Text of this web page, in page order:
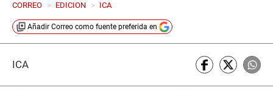
CORREO > EDICION > ICA
Añadir Correo como fuente preferida en
ICA